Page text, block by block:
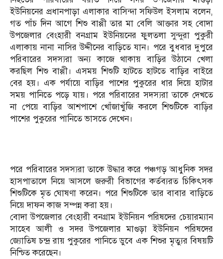
ইউনিয়নের প্রধানপাড়া এলাকার বাসিন্দা সফিউল ইসলাম বলেন,
গত পাঁচ দিন আগে শিশু বাপ্পী তার মা বেলি আক্তার সহ বোদা
উপজেলার বেংহারী বনগ্রাম ইউনিয়নের ফুলতলা সুন্দুরা পুকুরী
এলাকায় নানা নাসির উদ্দীনের বাড়িতে যান। পরে বুধবার দুপুরে
পরিবারের সদস্যরা অন্য কাজে থাকায় বাড়ির উঠানে খেলা
করছিল শিশু বাপ্পী। এসময় শিশুটি হাটতে হাটতে বাড়ির বাইরে
বের হয়। এক পর্যায়ে বাড়ির পাশের পুকুরের ধার দিয়ে হাটার
সময় পানিতে পড়ে যায়। পরে পরিবারের সদস্যরা তাকে দেখতে
না পেয়ে বাড়ির আশপাশে খোঁজাখুঁজি করলে শিশুটিকে বাড়ির
পাশের পুকুরের পানিতে ভাসতে দেখেন।
পরে পরিবারের সদস্যরা তাকে উদ্ধার করে পঞ্চগড় আধুনিক সদর
হাসপাতালে নিয়ে আসলে জরুরী বিভাগের কর্তব্যরত চিকিৎসক
শিশুটিকে মৃত ঘোষণা করেন। পরে শিশুটিকে তার বাবার বাড়িতে
নিয়ে দাফন কাজ সম্পন্ন করা হয়।
বোদা উপজেলার বেংহারী বনগ্রাম ইউনিয়ন পরিষদের চেয়ারম্যান
সাহেব আলী ও সদর উপজেলার মাগুড়া ইউনিয়ন পরিষদের
জ্যোতিষ চন্দ্র রায় পুকুরের পানিতে ডুবে এক শিশুর মৃত্যুর বিষয়টি
নিশ্চিত করেছেন।